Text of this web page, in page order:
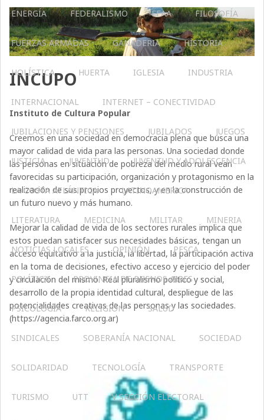
ENERGÍA FEDERALISMO FFAA FILOSOFÍA
FUERZAS ARMADAS GANADERIA HISTORIA
HOLÍSTICA HUERTA IGLESIA INDUSTRIA
INTERNACIONAL INTERNET – CONECTIVIDAD
JUBILACIONES Y PENSIONES JUBILADOS JUEGOS
JUSTICIA JUVENTUD JUVENTUD Y ADOLESCENCIA
LA COSTA ATLÁNTICA LATINOAMERICA
LITERATURA MEDICINA MILITAR MINERIA
NOTICIAS LOCALES OPINIÓN PESCA
POLÍTICA PROVINCIA DE BUENOS AIRES
PSICOLOGÍA RELIGIÓN SALUD
SINDICALES SOBERANÍA NACIONAL SOCIEDAD
SOLIDARIDAD TECNOLOGÍA TRANSPORTE
TURISMO UTT V SECCIÓN ELECTORAL
INCUPO
Instituto de Cultura Popular
Creemos en una sociedad en democracia plena que busca una
mayor calidad de vida para las personas. Una sociedad donde
las personas en situación de pobreza del medio rural vean
favorecidas su participación, organización y protagonismo en la
realización de sus propios proyectos, y en la construcción de
un futuro nuevo y más humano.
Mejorar la calidad de vida de los sectores rurales implica que
estos puedan satisfacer sus necesidades básicas, tengan un
acceso equitativo a la justicia, la libertad, la participación activa
en la toma de decisiones, efectivo acceso y ejercicio del poder
y circulación del mismo. Real pluralismo político y social,
desarrollo de la propia identidad cultural, despliegue de las
potencialidades creativas de las personas y las sociedades.
(https://agencia.farco.org.ar)